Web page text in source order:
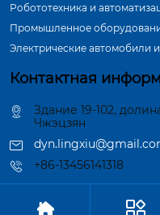
Робототехника и
Промышленное
Электрические автомобили
Контактная
Здание 19-102,
Чжэцзян
+86-13456141318
 